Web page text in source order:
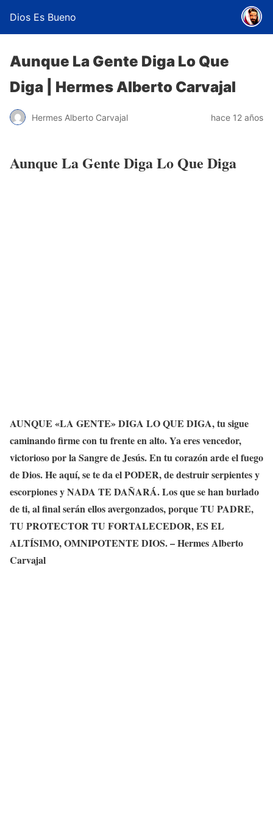
Dios Es Bueno
Aunque La Gente Diga Lo Que
Diga | Hermes Alberto Carvajal
Hermes Alberto Carvajal hace 12 años
Aunque La Gente Diga Lo Que Diga
AUNQUE «LA GENTE» DIGA LO QUE DIGA, tu sigue
caminando firme con tu frente en alto. Ya eres vencedor,
victorioso por la Sangre de Jesús. En tu corazón arde el fuego
de Dios. He aquí, se te da el PODER, de destruir serpientes y
escorpiones y NADA TE DAÑARÁ. Los que se han burlado
de ti, al final serán ellos avergonzados, porque TU PADRE,
TU PROTECTOR TU FORTALECEDOR, ES EL
ALTÍSIMO, OMNIPOTENTE DIOS. – Hermes Alberto
Carvajal